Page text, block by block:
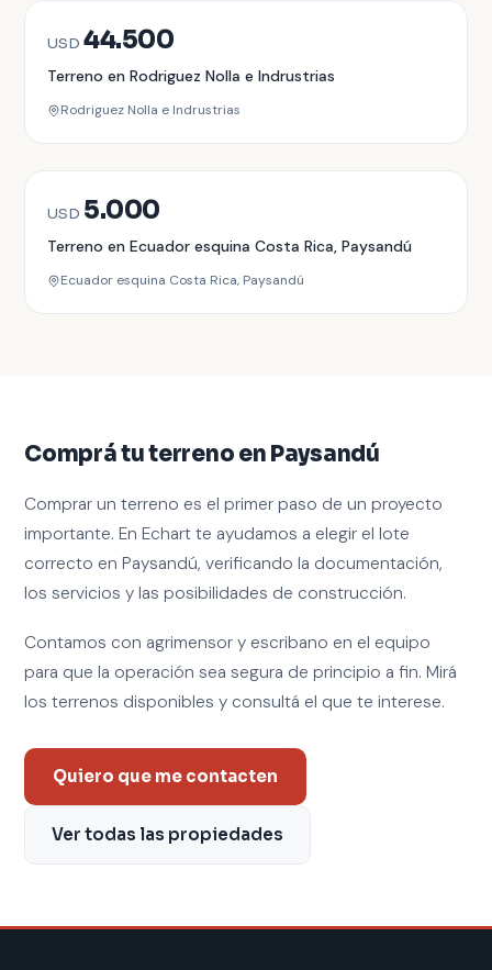
VENTA
USD 44.500
Terreno en Rodriguez Nolla e Indrustrias
Rodriguez Nolla e Indrustrias
VENTA
USD 5.000
Terreno en Ecuador esquina Costa Rica, Paysandú
Ecuador esquina Costa Rica, Paysandú
Comprá tu terreno en Paysandú
Comprar un terreno es el primer paso de un proyecto
importante. En Echart te ayudamos a elegir el lote
correcto en Paysandú, verificando la documentación,
los servicios y las posibilidades de construcción.
Contamos con agrimensor y escribano en el equipo
para que la operación sea segura de principio a fin. Mirá
los terrenos disponibles y consultá el que te interese.
Quiero que me contacten
Ver todas las propiedades